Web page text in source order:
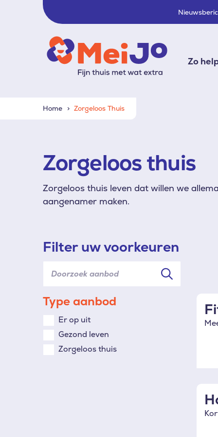
Zo
Home Zorgeloos Thuis
Zorgeloos thuis
Zorgeloos thuis leven dat willen we
aangenamer maken.
Filter uw voorkeuren
Type aanbod
Er op uit
Gezond leven
Zorgeloos thuis